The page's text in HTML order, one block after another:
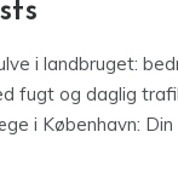
i landbruget:
fugt og daglig
i København: